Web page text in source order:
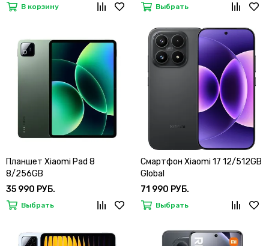
В корзину Выбрать
Планшет Xiaomi Pad 8
8/256GB
35 990 РУБ.
Выбрать
Смартфон Xiaomi 17 12/512GB
Global
71 990 РУБ.
Выбрать